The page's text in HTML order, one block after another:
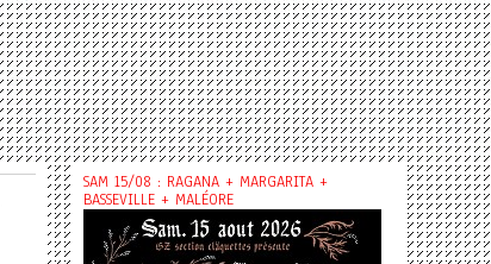
SAM 15/08 : RAGANA + MARGARITA +
BASSEVILLE + MALÉORE